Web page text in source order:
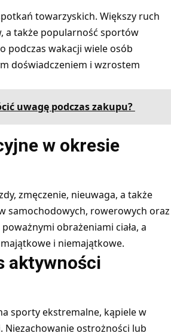
towarzyskich. Większy ruch
a także popularność sportów
podczas wakacji wiele osób
doświadczeniem i wzrostem
uwagę podczas zakupu?
w okresie
zmęczenie, nieuwaga, a także
samochodowych, rowerowych oraz
obrażeniami ciała, a
i niemajątkowe.
aktywności
sporty ekstremalne, kąpiele w
Niezachowanie ostrożności lub